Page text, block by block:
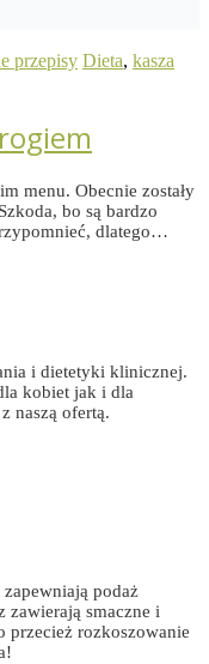
przepisy Dieta, kasza
menu. Obecnie zostały
bo są bardzo
dlatego…
i dietetyki klinicznej.
kobiet jak i dla
naszą ofertą.
podaż
zawierają smaczne i
przecież rozkoszowanie